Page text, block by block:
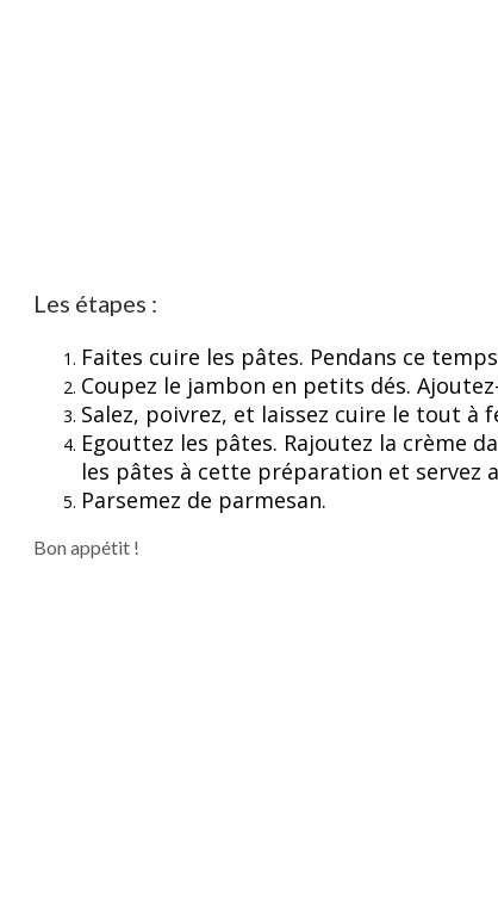
Les étapes :
Faites cuire les pâtes. Pendans ce
Coupez le jambon en petits dés.
Salez, poivrez, et laissez cuire le tout à
Egouttez les pâtes. Rajoutez la crème
les pâtes à cette préparation et servez
Parsemez de parmesan.
Bon appétit !